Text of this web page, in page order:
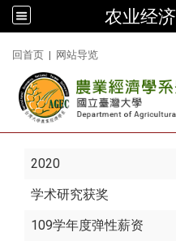
农业经
回首页 | 网站导览
2020
学术研究获奖
109学年度弹性薪资